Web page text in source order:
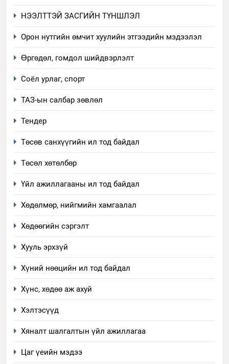
НЭЭЛТТЭЙ ЗАСГИЙН ТҮНШЛЭЛ
Орон нутгийн өмчит хуулийн этгээдийн мэдээлэл
Өргөдөл, гомдол шийдвэрлэлт
Соёл урлаг, спорт
ТАЗ-ын салбар зөвлөл
Тендер
Төсөв санхүүгийн ил тод байдал
Төсөл хөтөлбөр
Үйл ажиллагааны ил тод байдал
Хөдөлмөр, нийгмийн хамгаалал
Хөдөөгийн сэргэлт
Хууль эрхзүй
Хүний нөөцийн ил тод байдал
Хүнс, хөдөө аж ахуй
Хэлтэсүүд
Хяналт шалгалтын үйл ажиллагаа
Цаг үеийн мэдээ